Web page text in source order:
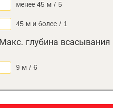
менее 45 м / 5
45 м и более / 1
Макс. глубина всасывания
9 м / 6